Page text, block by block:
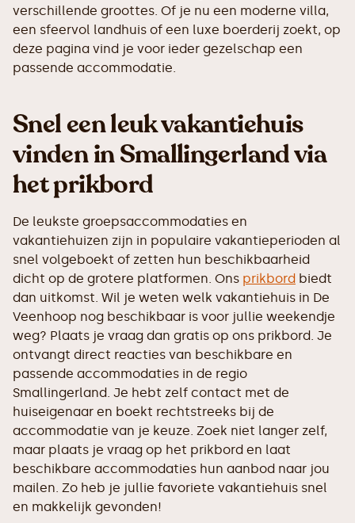
verschillende groottes. Of je nu een moderne villa,
een sfeervol landhuis of een luxe boerderij zoekt, op
deze pagina vind je voor ieder gezelschap een
passende accommodatie.
Snel een leuk vakantiehuis
vinden in Smallingerland via
het prikbord
De leukste groepsaccommodaties en
vakantiehuizen zijn in populaire vakantieperioden al
snel volgeboekt of zetten hun beschikbaarheid
dicht op de grotere platformen. Ons prikbord biedt
dan uitkomst. Wil je weten welk vakantiehuis in De
Veenhoop nog beschikbaar is voor jullie weekendje
weg? Plaats je vraag dan gratis op ons prikbord. Je
ontvangt direct reacties van beschikbare en
passende accommodaties in de regio
Smallingerland. Je hebt zelf contact met de
huiseigenaar en boekt rechtstreeks bij de
accommodatie van je keuze. Zoek niet langer zelf,
maar plaats je vraag op het prikbord en laat
beschikbare accommodaties hun aanbod naar jou
mailen. Zo heb je jullie favoriete vakantiehuis snel
en makkelijk gevonden!